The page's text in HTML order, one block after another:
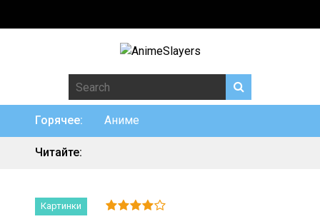
Горячее: Аниме
Читайте:
Картинки